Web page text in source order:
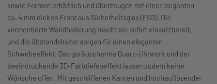
sowie Formen erhältlich und überzeugen mit einer eleganten
ca. 4 mm dicken Front aus Sicherheitsglas (ESG). Die
vormontierte Wandhalterung macht sie sofort einsatzbereit,
und die Abstandshalter sorgen für einen eleganten
Schwebeeffekt. Das geräuscharme Quarz-Uhrwerk und der
beeindruckende 3D-Farbtiefeneffekt lassen zudem keine
Wünsche offen. Mit geschliffenen Kanten und hochauflösender